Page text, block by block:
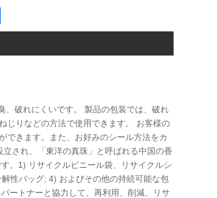
、破れにくいです。 製品の包装では、破れ
じりなどの方法で使用できます。 お客様の
できます。また、お好みのシール方法をカ
され、「東洋の真珠」と呼ばれる中国の香
。1) リサイクルビニール袋、リサイクルシ
性バッグ; 4) およびその他の持続可能な包
ートナーと協力して、再利用、削減、リサ